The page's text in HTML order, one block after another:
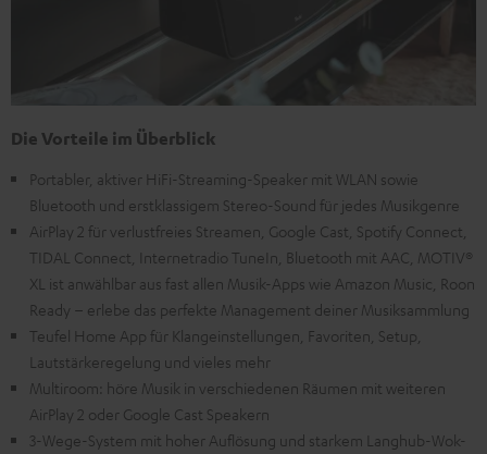
Die Vorteile im Überblick
Portabler, aktiver HiFi-Streaming-Speaker mit WLAN sowie
Bluetooth und erstklassigem Stereo-Sound für jedes Musikgenre
AirPlay 2 für verlustfreies Streamen, Google Cast, Spotify Connect,
TIDAL Connect, Internetradio TuneIn, Bluetooth mit AAC, MOTIV®
XL ist anwählbar aus fast allen Musik-Apps wie Amazon Music, Roon
Ready – erlebe das perfekte Management deiner Musiksammlung
Teufel Home App für Klangeinstellungen, Favoriten, Setup,
Lautstärkeregelung und vieles mehr
Multiroom: höre Musik in verschiedenen Räumen mit weiteren
AirPlay 2 oder Google Cast Speakern
3-Wege-System mit hoher Auflösung und starkem Langhub-Wok-